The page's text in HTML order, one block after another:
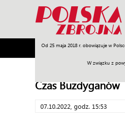
Od 25 maja 2018 r. obowiązuje w
W związku z
Armia Poligon Sprzęt
Czas Buzdyganów
07.10.2022, godz. 15:53